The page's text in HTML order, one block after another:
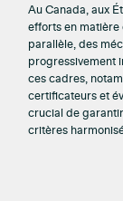
Au Canada, aux
efforts en matière
parallèle, des
progressivement
ces cadres,
certificateurs et
crucial de
critères